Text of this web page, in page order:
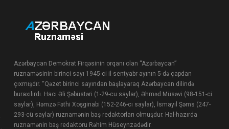
Azərbaycan Demokrat Firqəsinin orqanı olan “Azərbaycan”
ruznaməsinin birinci sayı 1945-ci il sentyabr ayının 5-də çapdan
çıxmışdır. “Qəzet birinci sayından başlayaraq Azərbaycan dilində
buraxılırdı. Hacı Əli Şəbüstəri (1-29-cu saylar), Əhməd Müsəvi (98-151-ci
saylar), Həmzə Fəthi Xoşginabi (152-246-cı saylar), İsmayıl Şəms (247-
293-cü saylar) ruznamənin baş redaktorları olmuşdur. Hal-hazırda
ruznamənin baş redaktoru Rəhim Hüseynzadədir.